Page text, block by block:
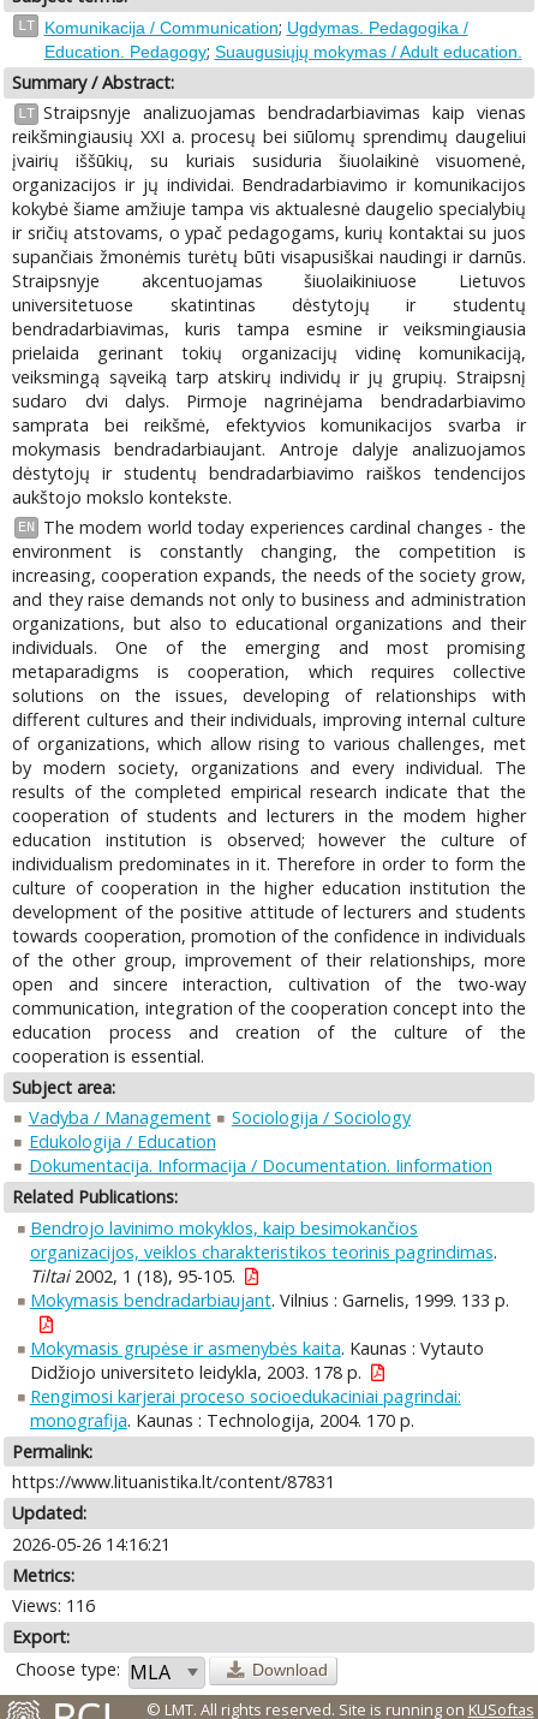
LT Komunikacija / Communication; Ugdymas. Pedagogika /
Education. Pedagogy; Suaugusiųjų mokymas / Adult education.
Summary / Abstract:
LT Straipsnyje analizuojamas bendradarbiavimas kaip vienas
reikšmingiausių XXI a. procesų bei siūlomų sprendimų daugeliui
įvairių iššūkių, su kuriais susiduria šiuolaikinė visuomenė,
organizacijos ir jų individai. Bendradarbiavimo ir komunikacijos
kokybė šiame amžiuje tampa vis aktualesnė daugelio specialybių
ir sričių atstovams, o ypač pedagogams, kurių kontaktai su juos
supančiais žmonėmis turėtų būti visapusiškai naudingi ir darnūs.
Straipsnyje akcentuojamas šiuolaikiniuose Lietuvos
universitetuose skatintinas dėstytojų ir studentų
bendradarbiavimas, kuris tampa esmine ir veiksmingiausia
prielaida gerinant tokių organizacijų vidinę komunikaciją,
veiksmingą sąveiką tarp atskirų individų ir jų grupių. Straipsnį
sudaro dvi dalys. Pirmoje nagrinėjama bendradarbiavimo
samprata bei reikšmė, efektyvios komunikacijos svarba ir
mokymasis bendradarbiaujant. Antroje dalyje analizuojamos
dėstytojų ir studentų bendradarbiavimo raiškos tendencijos
aukštojo mokslo kontekste.
EN
The modem world today experiences cardinal changes - the
environment is constantly changing, the competition is
increasing, cooperation expands, the needs of the society grow,
and they raise demands not only to business and administration
organizations, but also to educational organizations and their
individuals. One of the emerging and most promising
metaparadigms is cooperation, which requires collective
solutions on the issues, developing of relationships with
different cultures and their individuals, improving internal culture
of organizations, which allow rising to various challenges, met
by modern society, organizations and every individual. The
results of the completed empirical research indicate that the
cooperation of students and lecturers in the modem higher
education institution is observed; however the culture of
individualism predominates in it. Therefore in order to form the
culture of cooperation in the higher education institution the
development of the positive attitude of lecturers and students
towards cooperation, promotion of the confidence in individuals
of the other group, improvement of their relationships, more
open and sincere interaction, cultivation of the two-way
communication, integration of the cooperation concept into the
education process and creation of the culture of the
cooperation is essential.
Subject area:
Vadyba / Management
Sociologija / Sociology
Edukologija / Education
Dokumentacija. Informacija / Documentation. Iinformation
Related Publications:
Bendrojo lavinimo mokyklos, kaip besimokančios
organizacijos, veiklos charakteristikos teorinis pagrindimas.
Tiltai2002, 1 (18), 95-105.
Mokymasis bendradarbiaujant. Vilnius : Garnelis, 1999. 133 p.
Mokymasis grupėse ir asmenybės kaita. Kaunas : Vytauto
Didžiojo universiteto leidykla, 2003. 178 p.
Rengimosi karjerai proceso socioedukaciniai pagrindai:
monografija. Kaunas : Technologija, 2004. 170 p.
Permalink:
https://www.lituanistika.lt/content/87831
Updated:
2026-05-26 14:16:21
Metrics:
Views: 116
Export:
Choose type:
Download
© LMT. All rights reserved. Site is running on KUSoftas